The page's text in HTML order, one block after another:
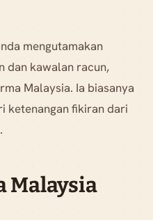
mengutamakan
dan kawalan racun,
Malaysia. Ia biasanya
ketenangan fikiran dari
Malaysia